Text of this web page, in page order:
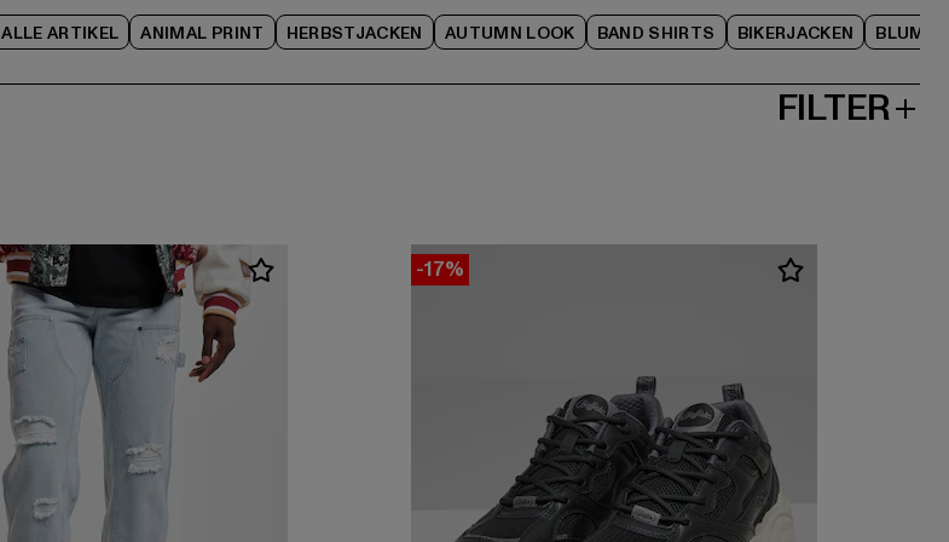
ALLE ARTIKEL ANIMAL PRINT HERBSTJACKEN AUTUMN LOOK BAND SHIRTS BIKERJACKEN
FILTER
-17%